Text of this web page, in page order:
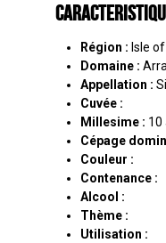
Région : Isle
Domaine :
Appellation :
Cuvée :
Millesime : 10
Cépage
Couleur :
Contenance :
Alcool :
Thème :
Utilisation :